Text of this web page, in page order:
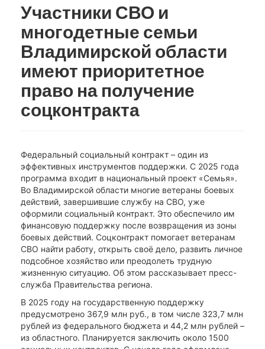
Участники СВО и
многодетные семьи
Владимирской области
имеют приоритетное
право на получение
соцконтракта
Федеральный социальный контракт – один из
эффективных инструментов поддержки. С 2025 года
программа входит в национальный проект «Семья».
Во Владимирской области многие ветераны боевых
действий, завершившие службу на СВО, уже
оформили социальный контракт. Это обеспечило им
финансовую поддержку после возвращения из зоны
боевых действий. Соцконтракт помогает ветеранам
СВО найти работу, открыть своё дело, развить личное
подсобное хозяйство или преодолеть трудную
жизненную ситуацию. Об этом рассказывает пресс-
служба Правительства региона.
В 2025 году на государственную поддержку
предусмотрено 367,9 млн руб., в том числе 323,7 млн
рублей из федерального бюджета и 44,2 млн рублей –
из областного. Планируется заключить около 1500